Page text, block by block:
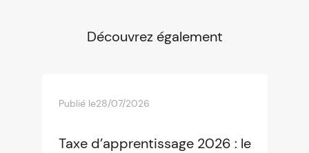
Découvrez également
Publié le28/07/2026
Taxe d’apprentissage 2026 : le